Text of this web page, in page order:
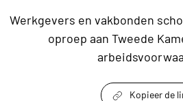
Werkgevers en vakbonden
oproep aan Tweede
Kopieer de